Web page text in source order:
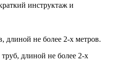
инструктаж и
длиной не более 2-х метров.
длиной не более 2-х